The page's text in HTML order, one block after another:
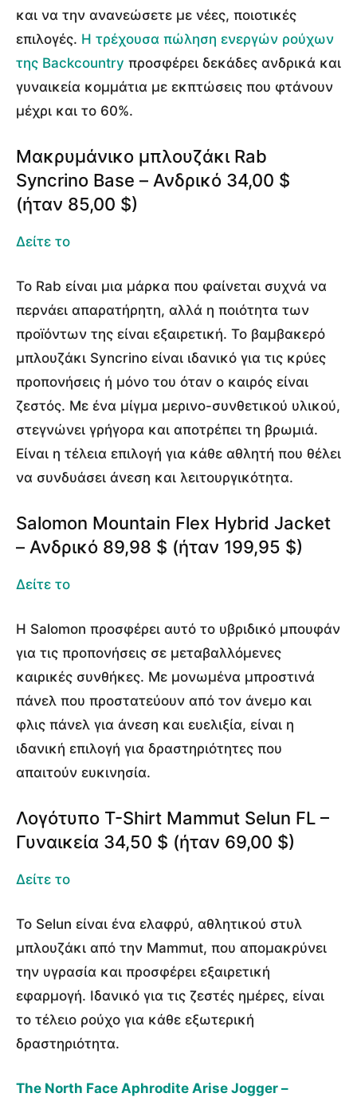
και να την ανανεώσετε με νέες, ποιοτικές
επιλογές. Η τρέχουσα πώληση ενεργών ρούχων
της Backcountry προσφέρει δεκάδες ανδρικά και
γυναικεία κομμάτια με εκπτώσεις που φτάνουν
μέχρι και το 60%.
Μακρυμάνικο μπλουζάκι Rab
Syncrino Base – Ανδρικό 34,00 $
(ήταν 85,00 $)
Δείτε το
Το Rab είναι μια μάρκα που φαίνεται συχνά να
περνάει απαρατήρητη, αλλά η ποιότητα των
προïόντων της είναι εξαιρετική. Το βαμβακερό
μπλουζάκι Syncrino είναι ιδανικό για τις κρύες
προπονήσεις ή μόνο του όταν ο καιρός είναι
ζεστός. Με ένα μίγμα μερινο-συνθετικού υλικού,
στεγνώνει γρήγορα και αποτρέπει τη βρωμιά.
Είναι η τέλεια επιλογή για κάθε αθλητή που θέλει
να συνδυάσει άνεση και λειτουργικότητα.
Salomon Mountain Flex Hybrid Jacket
– Ανδρικό 89,98 $ (ήταν 199,95 $)
Δείτε το
Η Salomon προσφέρει αυτό το υβριδικό μπουφάν
για τις προπονήσεις σε μεταβαλλόμενες
καιρικές συνθήκες. Με μονωμένα μπροστινά
πάνελ που προστατεύουν από τον άνεμο και
φλις πάνελ για άνεση και ευελιξία, είναι η
ιδανική επιλογή για δραστηριότητες που
απαιτούν ευκινησία.
Λογότυπο T-Shirt Mammut Selun FL –
Γυναικεία 34,50 $ (ήταν 69,00 $)
Δείτε το
Το Selun είναι ένα ελαφρύ, αθλητικού στυλ
μπλουζάκι από την Mammut, που απομακρύνει
την υγρασία και προσφέρει εξαιρετική
εφαρμογή. Ιδανικό για τις ζεστές ημέρες, είναι
το τέλειο ρούχο για κάθε εξωτερική
δραστηριότητα.
The North Face Aphrodite Arise Jogger –